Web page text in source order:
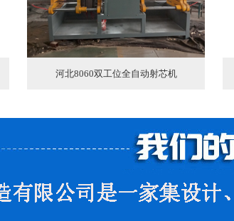
河北8060双工位全自动射芯机